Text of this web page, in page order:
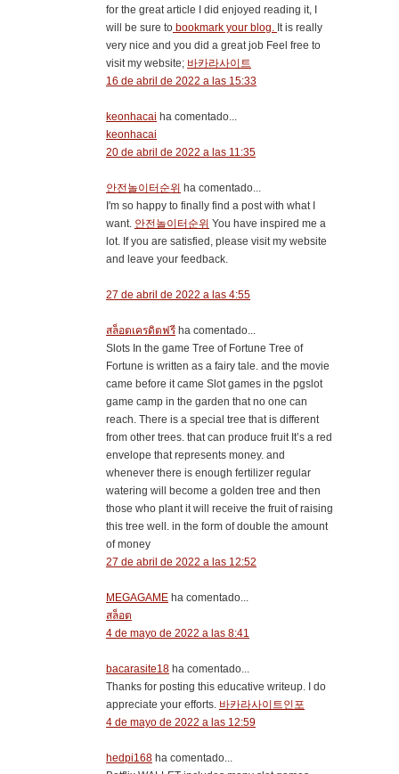
for the great article I did enjoyed reading it, I
will be sure to bookmark your blog. It is really
very nice and you did a great job Feel free to
visit my website; 바카라사이트
16 de abril de 2022 a las 15:33
keonhacai ha comentado...
keonhacai
20 de abril de 2022 a las 11:35
안전놀이터순위 ha comentado...
I'm so happy to finally find a post with what I
want. 안전놀이터순위 You have inspired me a
lot. If you are satisfied, please visit my website
and leave your feedback.
27 de abril de 2022 a las 4:55
สล็อตเครดิตฟรี ha comentado...
Slots In the game Tree of Fortune Tree of
Fortune is written as a fairy tale. and the movie
came before it came Slot games in the pgslot
game camp in the garden that no one can
reach. There is a special tree that is different
from other trees. that can produce fruit It’s a red
envelope that represents money. and
whenever there is enough fertilizer regular
watering will become a golden tree and then
those who plant it will receive the fruit of raising
this tree well. in the form of double the amount
of money
27 de abril de 2022 a las 12:52
MEGAGAME ha comentado...
สล็อต
4 de mayo de 2022 a las 8:41
bacarasite18 ha comentado...
Thanks for posting this educative writeup. I do
appreciate your efforts. 바카라사이트인포
4 de mayo de 2022 a las 12:59
hedpi168 ha comentado...